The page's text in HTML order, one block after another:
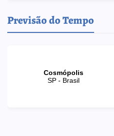
Previsão do Tempo